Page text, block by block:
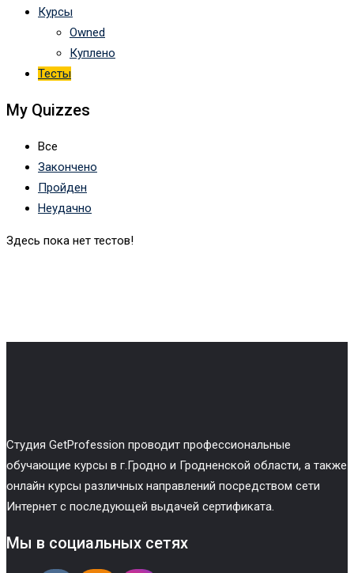
Курсы
Owned
Куплено
Тесты
My Quizzes
Все
Закончено
Пройден
Неудачно
Здесь пока нет тестов!
Cтудия GetProfession проводит профессиональные
обучающие курсы в г.Гродно и Гродненской области, а также
онлайн курсы различных направлений посредством сети
Интернет с последующей выдачей сертификата.
Мы в социальных сетях